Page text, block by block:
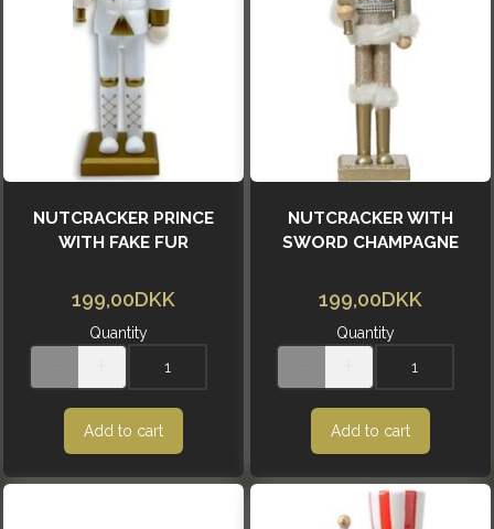
NUTCRACKER PRINCE
WITH FAKE FUR
199,00DKK
Quantity
Add to cart
NUTCRACKER WITH
SWORD CHAMPAGNE
199,00DKK
Quantity
Add to cart